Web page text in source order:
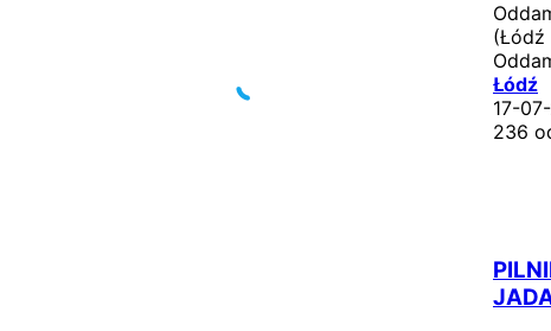
(Łódź
Łódź
17-
236